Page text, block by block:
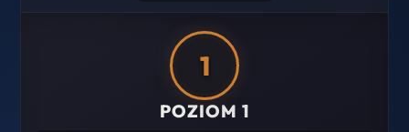
1
POZIOM 1